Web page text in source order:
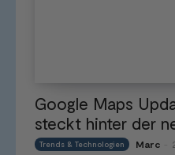
Google Maps
steckt hinter der
Trends & Technologien Marc